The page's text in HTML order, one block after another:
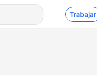
Trabajar